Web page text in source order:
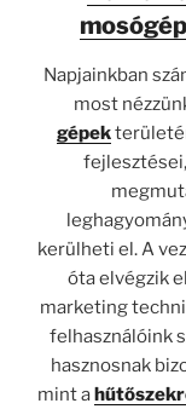
Napjainkban
most
gépek
kerülheti el. A
óta elvégzik
marketing
felhasználóink
hasznosnak
mint a